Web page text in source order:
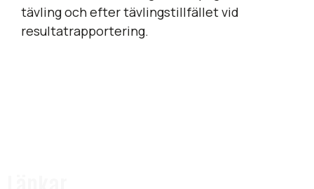
tävling och efter tävlingstillfället vid
resultatrapportering.